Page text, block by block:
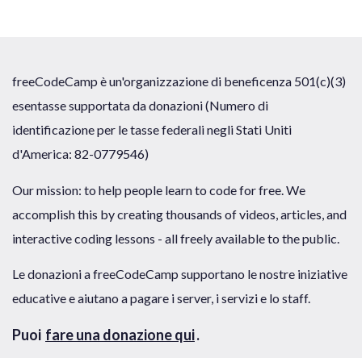
freeCodeCamp è un'organizzazione di beneficenza 501(c)(3)
esentasse supportata da donazioni (Numero di
identificazione per le tasse federali negli Stati Uniti
d'America: 82-0779546)
Our mission: to help people learn to code for free. We
accomplish this by creating thousands of videos, articles, and
interactive coding lessons - all freely available to the public.
Le donazioni a freeCodeCamp supportano le nostre iniziative
educative e aiutano a pagare i server, i servizi e lo staff.
Puoi fare una donazione qui.